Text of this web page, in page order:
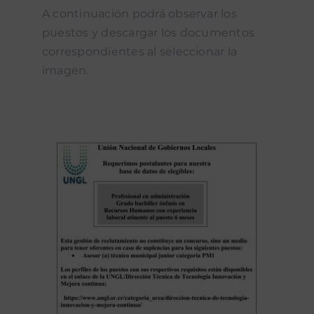
A continuación podrá observar los
puestos y descargar los documentos
correspondientes al seleccionar la
imagen.
normas, procedimientos y
metodologías establecidas,
generando insumos y productos
técnicos que contribuyen al
organizativos de los gobiernos
locales, bajo supervisión directa.
Descargar documento